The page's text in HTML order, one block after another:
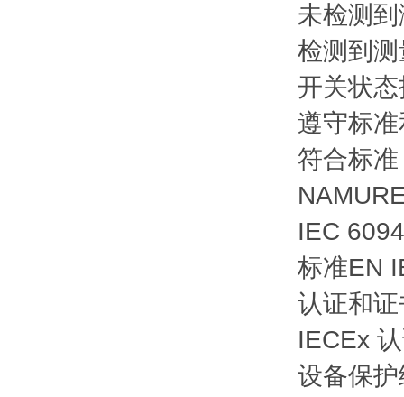
未检测
检测到
开关状
遵守标
符合标准
NAMUR
IEC
标准EN
认证和证
IECEx
设备保